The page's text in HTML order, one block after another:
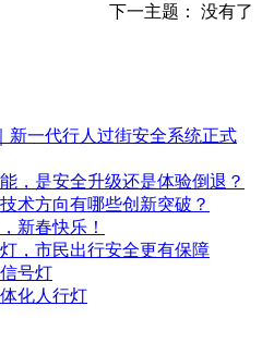
下一主题： 没有了
一代行人过街安全系统正式
，是安全升级还是体验倒退？
术方向有哪些创新突破？
新春快乐！
，市民出行安全更有保障
号灯
化人行灯